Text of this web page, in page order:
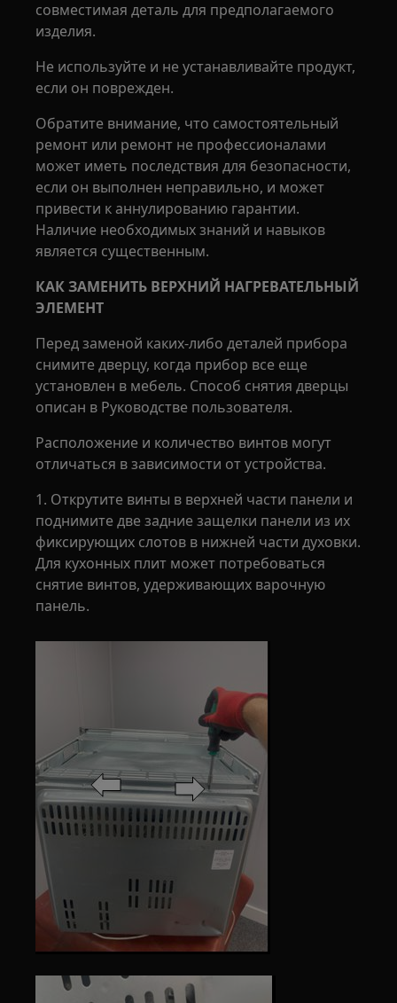
совместимая деталь для предполагаемого
изделия.
Не используйте и не устанавливайте продукт,
если он поврежден.
Обратите внимание, что самостоятельный
ремонт или ремонт не профессионалами
может иметь последствия для безопасности,
если он выполнен неправильно, и может
привести к аннулированию гарантии.
Наличие необходимых знаний и навыков
является существенным.
КАК ЗАМЕНИТЬ ВЕРХНИЙ НАГРЕВАТЕЛЬНЫЙ
ЭЛЕМЕНТ
Перед заменой каких-либо деталей прибора
снимите дверцу, когда прибор все еще
установлен в мебель. Способ снятия дверцы
описан в Руководстве пользователя.
Расположение и количество винтов могут
отличаться в зависимости от устройства.
1. Открутите винты в верхней части панели и
поднимите две задние защелки панели из их
фиксирующих слотов в нижней части духовки.
Для кухонных плит может потребоваться
снятие винтов, удерживающих варочную
панель.